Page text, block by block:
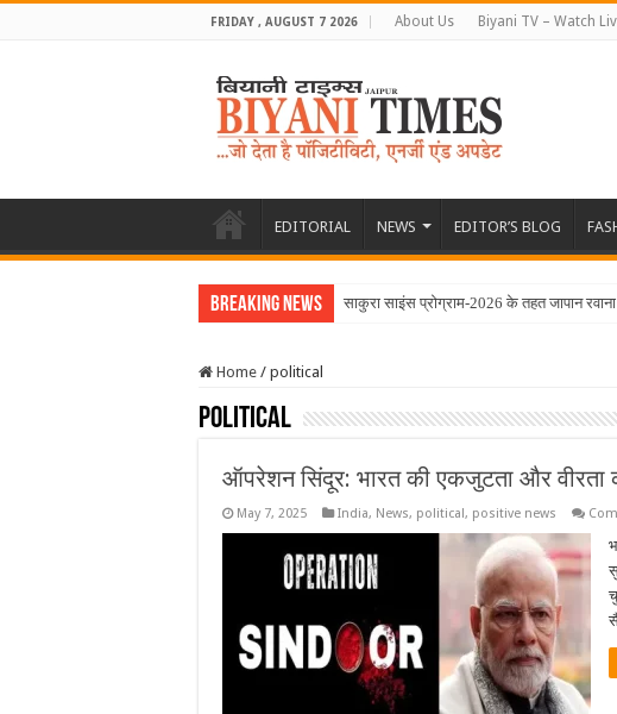
FRIDAY , AUGUST 7 2026 About Us Biyani TV – Watch
EDITORIAL NEWS EDITOR’S BLOG
Breaking News साकुरा साइंस प्रोग्राम-2026 के तहत जापान
Home / political
political
ऑपरेशन सिंदूर: भारत की एकजुटता और वीरता
May 7, 2025 India, News, political, positive news